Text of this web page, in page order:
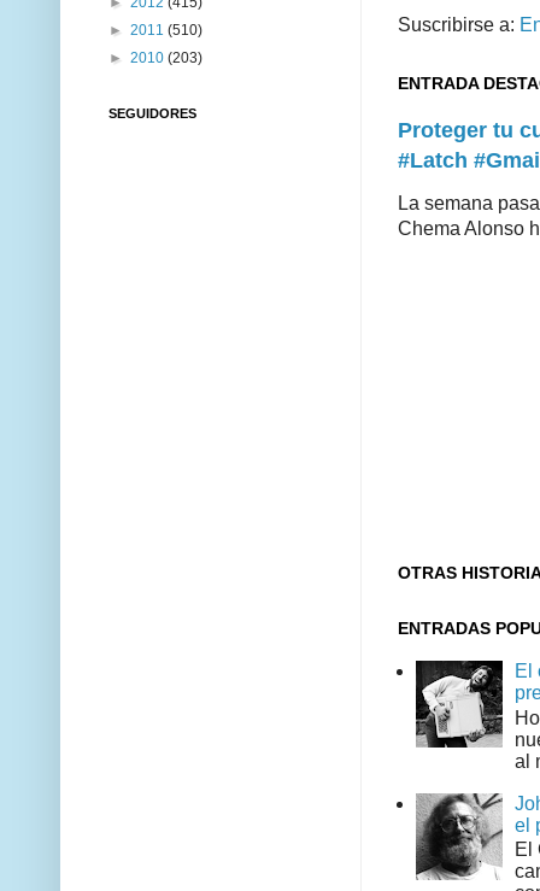
Suscribirse a:
ENTRADA
Proteger tu
#Latch
La semana
Chema Alonso
OTRAS
ENTRADAS
El
al
el
El
► 2011 (510)
► 2010 (203)
SEGUIDORES